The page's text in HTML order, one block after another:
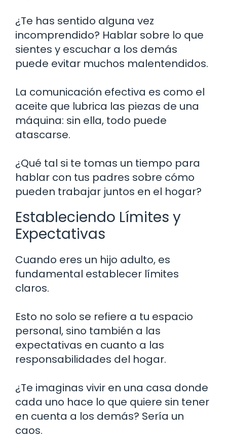
¿Te has sentido alguna vez
incomprendido? Hablar sobre lo que
sientes y escuchar a los demás
puede evitar muchos malentendidos.
La comunicación efectiva es como el
aceite que lubrica las piezas de una
máquina: sin ella, todo puede
atascarse.
¿Qué tal si te tomas un tiempo para
hablar con tus padres sobre cómo
pueden trabajar juntos en el hogar?
Estableciendo Límites y
Expectativas
Cuando eres un hijo adulto, es
fundamental establecer límites
claros.
Esto no solo se refiere a tu espacio
personal, sino también a las
expectativas en cuanto a las
responsabilidades del hogar.
¿Te imaginas vivir en una casa donde
cada uno hace lo que quiere sin tener
en cuenta a los demás? Sería un
caos.